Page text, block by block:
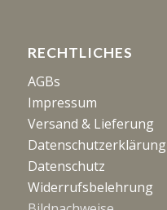
RECHTLICHES
AGBs
Impressum
Versand & Lieferung
Datenschutzerklärung
Datenschutz
Widerrufsbelehrung